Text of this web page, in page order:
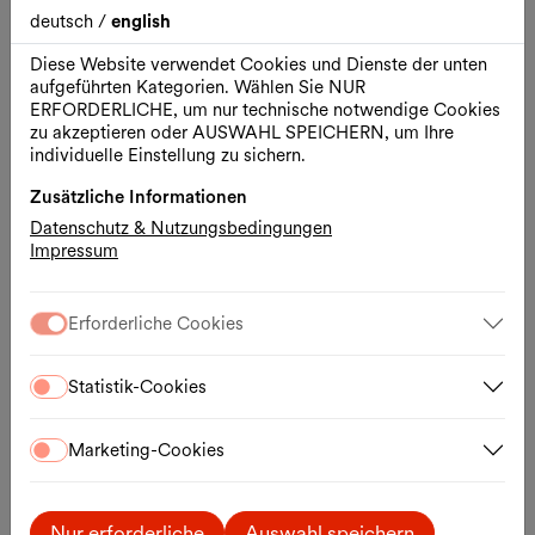
Alle Termine aus O-TÖNE
Do., 06.08.2026
Freier Eintritt
deutsch / english
Diese Website verwendet Cookies und Dienste der unten
aufgeführten Kategorien. Wählen Sie NUR
ERFORDERLICHE, um nur technische notwendige Cookies
zu akzeptieren oder AUSWAHL SPEICHERN, um Ihre
individuelle Einstellung zu sichern.
Zusätzliche Informationen
Datenschutz & Nutzungsbedingungen
Impressum
Erforderliche Cookies
Statistik-Cookies
Marketing-Cookies